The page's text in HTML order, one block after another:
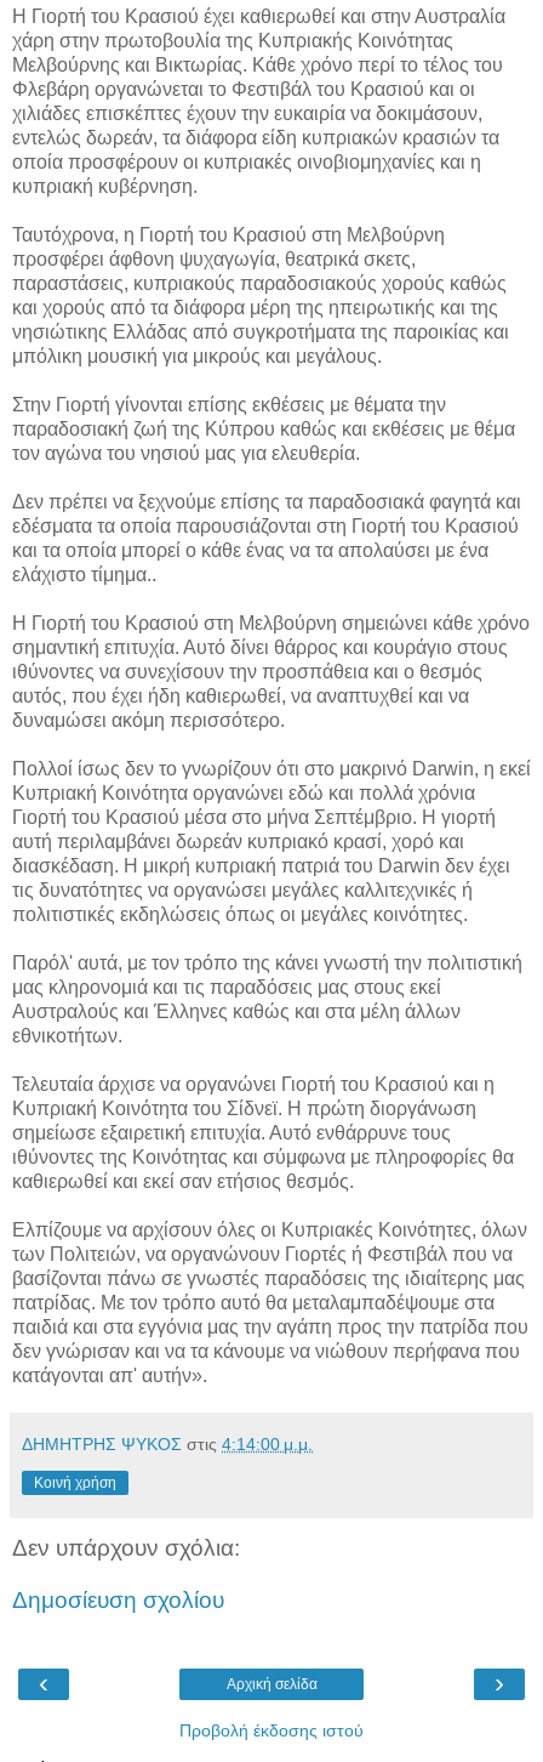
Η Γιορτή του Κρασιού έχει καθιερωθεί και στην Αυστραλία
χάρη στην πρωτοβουλία της Κυπριακής Κοινότητας
Μελβούρνης και Βικτωρίας. Κάθε χρόνο περί το τέλος του
Φλεβάρη οργανώνεται το Φεστιβάλ του Κρασιού και οι
χιλιάδες επισκέπτες έχουν την ευκαιρία να δοκιμάσουν,
εντελώς δωρεάν, τα διάφορα είδη κυπριακών κρασιών τα
οποία προσφέρουν οι κυπριακές οινοβιομηχανίες και η
κυπριακή κυβέρνηση.
Ταυτόχρονα, η Γιορτή του Κρασιού στη Μελβούρνη
προσφέρει άφθονη ψυχαγωγία, θεατρικά σκετς,
παραστάσεις, κυπριακούς παραδοσιακούς χορούς καθώς
και χορούς από τα διάφορα μέρη της ηπειρωτικής και της
νησιώτικης Ελλάδας από συγκροτήματα της παροικίας και
μπόλικη μουσική για μικρούς και μεγάλους.
Στην Γιορτή γίνονται επίσης εκθέσεις με θέματα την
παραδοσιακή ζωή της Κύπρου καθώς και εκθέσεις με θέμα
τον αγώνα του νησιού μας για ελευθερία.
Δεν πρέπει να ξεχνούμε επίσης τα παραδοσιακά φαγητά και
εδέσματα τα οποία παρουσιάζονται στη Γιορτή του Κρασιού
και τα οποία μπορεί ο κάθε ένας να τα απολαύσει με ένα
ελάχιστο τίμημα..
Η Γιορτή του Κρασιού στη Μελβούρνη σημειώνει κάθε χρόνο
σημαντική επιτυχία. Αυτό δίνει θάρρος και κουράγιο στους
ιθύνοντες να συνεχίσουν την προσπάθεια και ο θεσμός
αυτός, που έχει ήδη καθιερωθεί, να αναπτυχθεί και να
δυναμώσει ακόμη περισσότερο.
Πολλοί ίσως δεν το γνωρίζουν ότι στο μακρινό Darwin, η εκεί
Κυπριακή Κοινότητα οργανώνει εδώ και πολλά χρόνια
Γιορτή του Κρασιού μέσα στο μήνα Σεπτέμβριο. Η γιορτή
αυτή περιλαμβάνει δωρεάν κυπριακό κρασί, χορό και
διασκέδαση. Η μικρή κυπριακή πατριά του Darwin δεν έχει
τις δυνατότητες να οργανώσει μεγάλες καλλιτεχνικές ή
πολιτιστικές εκδηλώσεις όπως οι μεγάλες κοινότητες.
Παρόλ' αυτά, με τον τρόπο της κάνει γνωστή την πολιτιστική
μας κληρονομιά και τις παραδόσεις μας στους εκεί
Αυστραλούς και Έλληνες καθώς και στα μέλη άλλων
εθνικοτήτων.
Τελευταία άρχισε να οργανώνει Γιορτή του Κρασιού και η
Κυπριακή Κοινότητα του Σίδνεϊ. Η πρώτη διοργάνωση
σημείωσε εξαιρετική επιτυχία. Αυτό ενθάρρυνε τους
ιθύνοντες της Κοινότητας και σύμφωνα με πληροφορίες θα
καθιερωθεί και εκεί σαν ετήσιος θεσμός.
Ελπίζουμε να αρχίσουν όλες οι Κυπριακές Κοινότητες, όλων
των Πολιτειών, να οργανώνουν Γιορτές ή Φεστιβάλ που να
βασίζονται πάνω σε γνωστές παραδόσεις της ιδιαίτερης μας
πατρίδας. Με τον τρόπο αυτό θα μεταλαμπαδέψουμε στα
παιδιά και στα εγγόνια μας την αγάπη προς την πατρίδα που
δεν γνώρισαν και να τα κάνουμε να νιώθουν περήφανα που
κατάγονται απ' αυτήν».
ΔΗΜΗΤΡΗΣ ΨΥΚΟΣ στις 4:14:00 μ.μ.
Κοινή χρήση
Δεν υπάρχουν σχόλια:
Δημοσίευση σχολίου
‹ ›
Αρχική σελίδα
Προβολή έκδοσης ιστού